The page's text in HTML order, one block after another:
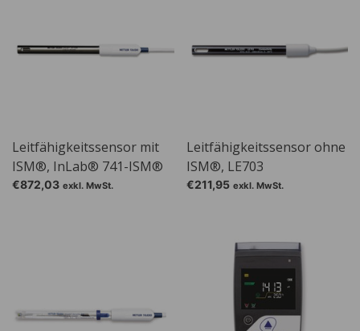
Leitfähigkeitssensor mit
ISM®, InLab® 741-ISM®
€872,03 exkl. MwSt.
Leitfähigkeitssensor ohne
ISM®, LE703
€211,95 exkl. MwSt.